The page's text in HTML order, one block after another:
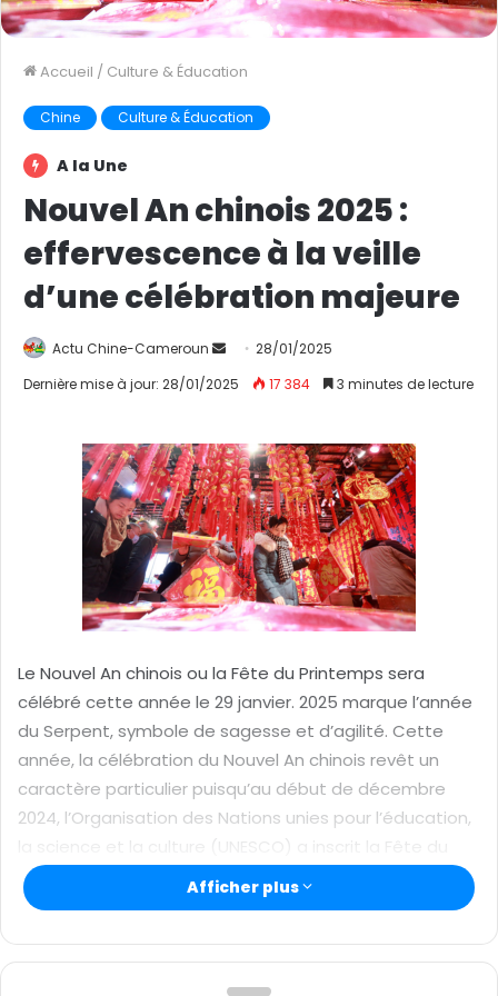
Accueil / Culture & Éducation
Chine Culture & Éducation
A la Une
Nouvel An chinois 2025 :
effervescence à la veille
d’une célébration majeure
Actu Chine-Cameroun
n
y
e
r
u
n
c
o
r
28/01/2025
Dernière mise à jour: 28/01/2025
17 384 3 minutes de lecture
Le Nouvel An chinois ou la Fête du Printemps sera
célébré cette année le 29 janvier. 2025 marque l’année
du Serpent, symbole de sagesse et d’agilité. Cette
année, la célébration du Nouvel An chinois revêt un
caractère particulier puisqu’au début de décembre
2024, l’Organisation des Nations unies pour l’éducation,
la science et la culture (UNESCO) a inscrit la Fête du
Printemps sur la Liste représentative du patrimoine
culturel immatériel. C’est sous le signe d’une autre
majeure que les Chinois accueillent l’année du Serpent.
Déjà, en 2023, la 78e Assemblée générale des Nations
Afficher plus